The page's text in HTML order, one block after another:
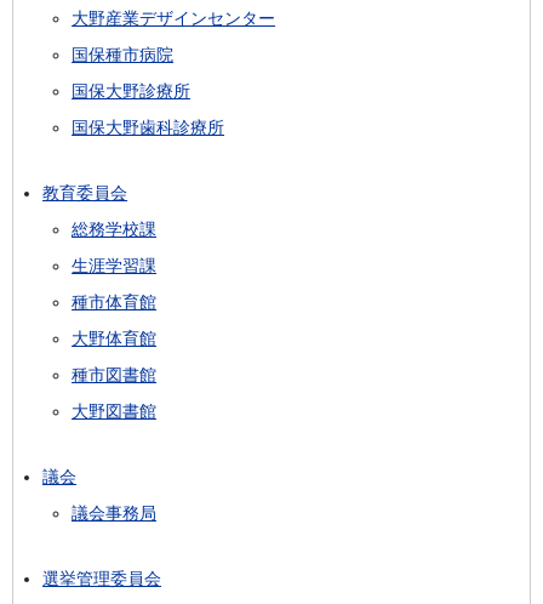
大野産業デザインセンター
国保種市病院
国保大野診療所
国保大野歯科診療所
教育委員会
総務学校課
生涯学習課
種市体育館
大野体育館
種市図書館
大野図書館
議会
議会事務局
選挙管理委員会